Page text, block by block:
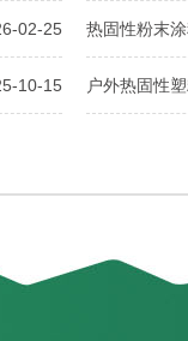
02-25 热固性粉末
10-15 户外热固性